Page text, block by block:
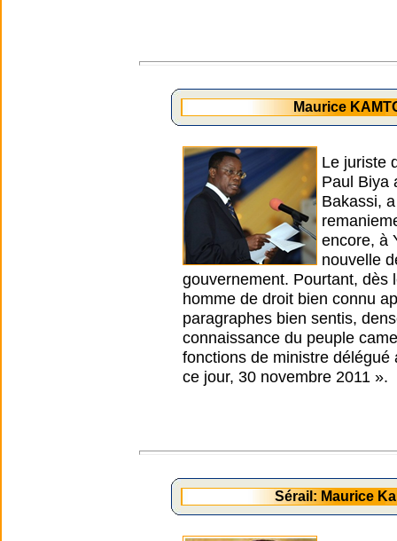
Maurice
Le juriste
Paul Biya
Bakassi,
encore, à
nouvelle
gouvernement. Pourtant, dès
homme de droit bien connu
paragraphes bien sentis,
connaissance du peuple
fonctions de ministre
ce jour, 30 novembre 2011 ».
Sérail: Maurice